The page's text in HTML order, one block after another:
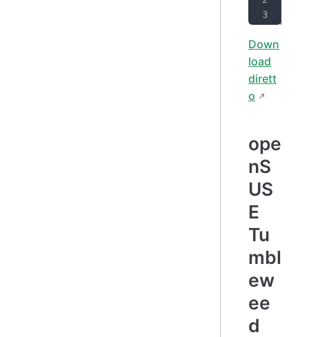
Down
load
dirett
o
ope
nS
US
E
Tu
mbl
ew
ee
d